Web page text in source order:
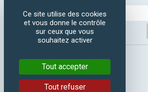
SUIVEZ-NOUS :
Facebook
Instagram
Ce site utilise des cookies
et vous donne le contrôle
sur ceux que vous
souhaitez activer
Tout accepter
Tout refuser